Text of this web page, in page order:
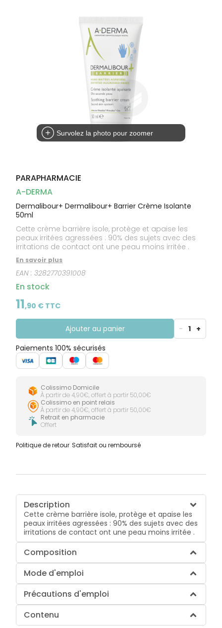
Survolez la photo pour zoomer
PARAPHARMACIE
A-DERMA
Dermalibour+ Dermalibour+ Barrier Crème Isolante
50ml
Cette crème barrière isole, protège et apaise les
peaux irritées agressées : 90% des sujets avec des
irritations de contact ont une peau moins irritée .
En savoir plus
EAN :3282770391008
En stock
11,90 € TTC
Ajouter au panier - 1 +
Paiements 100% sécurisés
Colissimo Domicile
À partir de 4,90€, offert à partir 50,00€
Colissimo en point relais
À partir de 4,90€, offert à partir 50,00€
Retrait en pharmacie
Offert
Politique de retour Satisfait ou remboursé
Description
Cette crème barrière isole, protège et apaise les
peaux irritées agressées : 90% des sujets avec des
irritations de contact ont une peau moins irritée .
Composition
Mode d'emploi
Précautions d'emploi
Contenu